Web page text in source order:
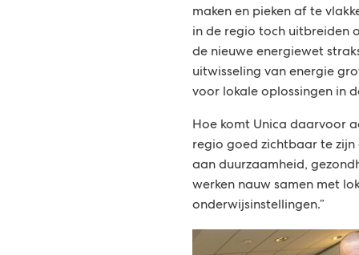
maken en pieken af te
in de regio toch uitbreiden
de nieuwe energiewet
uitwisseling van energie
voor lokale oplossingen in
Hoe komt Unica daarvoor
regio goed zichtbaar te
aan duurzaamheid,
werken nauw samen met
onderwijsinstellingen.”